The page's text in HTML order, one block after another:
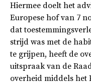
Hiermee doelt het
Europese hof van 7
dat
strijd was met de
te grijpen, heeft de
uitspraak van de
overheid middels het